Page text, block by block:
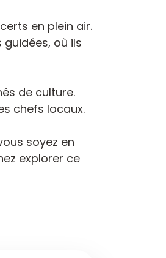
en plein air.
où ils
de culture.
chefs locaux.
soyez en
explorer ce